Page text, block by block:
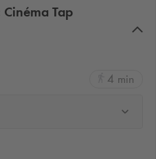
Tap
4 min